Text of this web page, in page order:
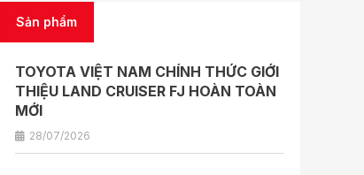
Sản phẩm
TOYOTA VIỆT NAM CHÍNH THỨC GIỚI
THIỆU LAND CRUISER FJ HOÀN TOÀN
MỚI
28/07/2026